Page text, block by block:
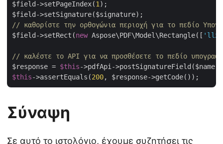
$field->setPageIndex(1);
// καθορίστε την ορθογώνια περιοχή για το πεδίο
$field->setRect(new Aspose\PDF\Model\Rectangle([ 'llx'
// καλέστε το API για να προσθέσετε το πεδίο
$response = $this->pdfApi-
$this->assertEquals(200
Σύναψη
Σε αυτό το ιστολόγιο, έχουμε συζητήσει τις